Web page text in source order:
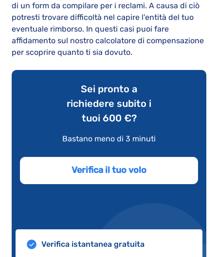
di un form da compilare per i reclami. A causa di ciò
potresti trovare difficoltà nel capire l’entità del tuo
eventuale rimborso. In questi casi puoi fare
affidamento sul nostro calcolatore di compensazione
per scoprire quanto ti sia dovuto.
Sei pronto a
richiedere subito i
tuoi 600 €?
Bastano meno di 3 minuti
Verifica il tuo volo
Verifica istantanea gratuita